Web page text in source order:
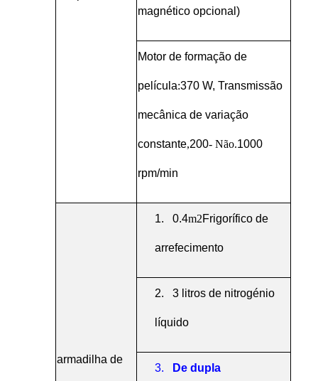
magnético opcional)
Motor de formação de
película:370 W, Transmissão
mecânica de variação
constante,200- Não.1000
rpm/min
armadilha de
1. 0.4m2Frigorífico de
arrefecimento
2. 3 litros de nitrogénio
líquido
3. De dupla